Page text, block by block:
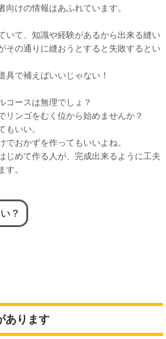
けの情報はあふれています。
いて、知識や経験があるから出来る縫い
その通りに縫おうとすると失敗するとい
具で補えばいいじゃない！
コースは無理でしょ？
リンゴをむく位から始めませんか？
いい。
おかずを作ってもいいよね。
じめて作る人が、完成出来るように工夫
。
？
あります